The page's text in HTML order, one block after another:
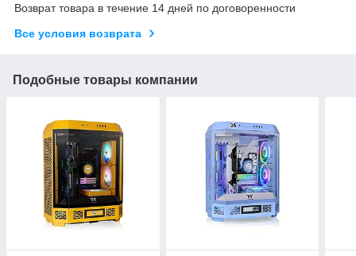
Возврат товара в течение 14 дней по договоренности
Все условия возврата
Подобные товары компании